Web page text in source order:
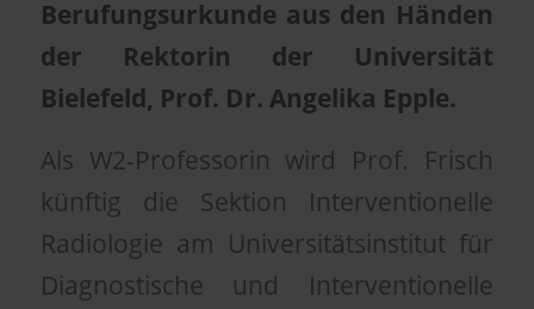
Berufungsurkunde aus den Händen
der Rektorin der Universität
Bielefeld, Prof. Dr. Angelika Epple.
Als W2-Professorin wird Prof. Frisch
künftig die Sektion Interventionelle
Radiologie am Universitätsinstitut für
Diagnostische und Interventionelle